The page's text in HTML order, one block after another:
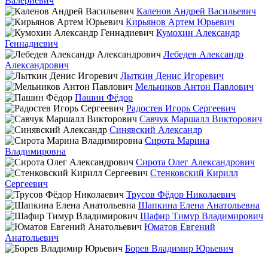
Каленов Андрей Васильевич
Кирьянов Артем Юрьевич
Кумохин Александр
Геннадиевич
Лебедев Александр
Александрович
Лыткин Денис Игоревич
Мельников Антон Павлович
Пашин Фёдор
Радостев Игорь Сергеевич
Савчук Маршалл Викторович
Синявский Александр
Сирота Марина
Владимировна
Сирота Олег Александрович
Стенковский Кирилл
Сергеевич
Трусов Фёдор Николаевич
Шапкина Елена Анатольевна
Шафир Тимур Владимирович
Юматов Евгений
Анатольевич
Борев Владимир Юрьевич